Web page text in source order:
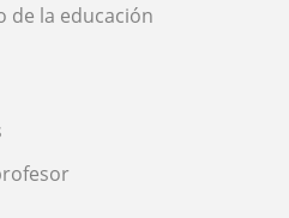
de la educación